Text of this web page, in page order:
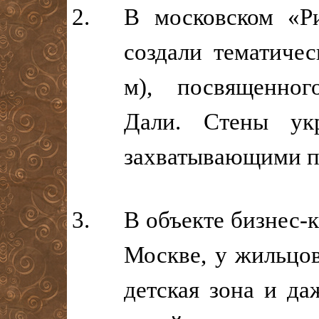
В московском
создали
м),
Дали. Стены
захватывающими
В объекте
Москве, у
детская зона и